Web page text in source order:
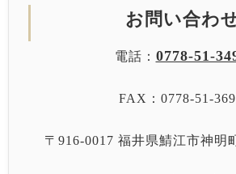
お問い合わ
電話： 0778-51-
FAX：0778-51-
〒916-0017 福井県鯖江市神明